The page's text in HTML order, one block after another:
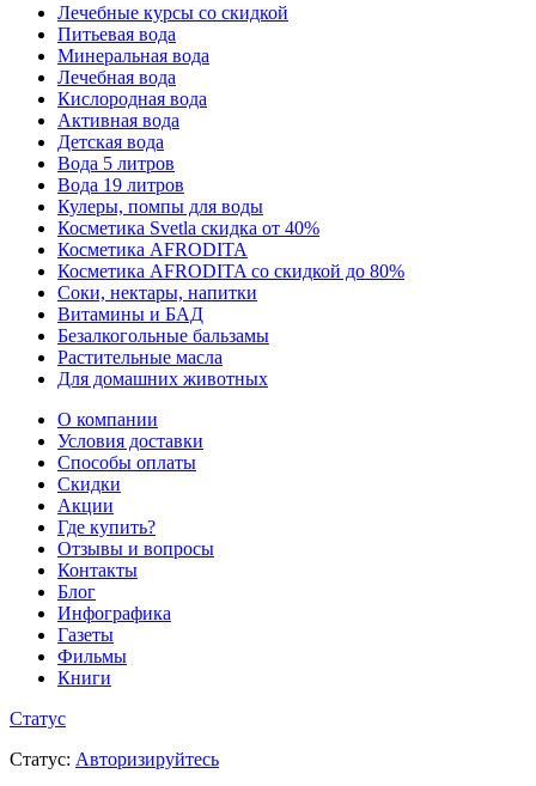
Лечебные курсы со скидкой
Питьевая вода
Минеральная вода
Лечебная вода
Кислородная вода
Активная вода
Детская вода
Вода 5 литров
Вода 19 литров
Кулеры, помпы для воды
Косметика Svetla скидка от 40%
Косметика AFRODITA
Косметика AFRODITA со скидкой до 80%
Соки, нектары, напитки
Витамины и БАД
Безалкогольные бальзамы
Растительные масла
Для домашних животных
О компании
Условия доставки
Способы оплаты
Скидки
Акции
Где купить?
Отзывы и вопросы
Контакты
Блог
Инфографика
Газеты
Фильмы
Книги
Статус
Статус: Авторизируйтесь